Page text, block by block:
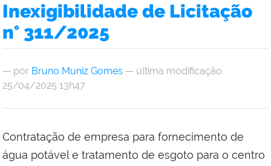
Inexigibilidade de Licitação
n° 311/2025
— por Bruno Muniz Gomes — última modificação
25/04/2025 13h47
Contratação de empresa para fornecimento de
água potável e tratamento de esgoto para o centro